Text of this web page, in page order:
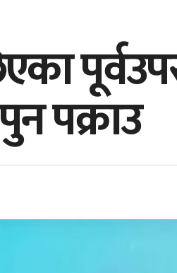
पक्राउ